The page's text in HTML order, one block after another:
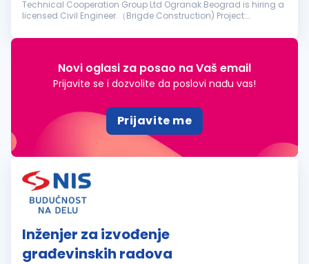
Technical Cooperation Group Ltd Ogranak Beograd is hiring a
licensed Civil Engineer.（Brigde Construction) Project:
Requirements: The ca...
Novi oglasi za posao na Vaš email
Prijavite se i dozvolite da poslovi nađu vas!
Prijavite me
Inženjer za izvođenje
građevinskih radova